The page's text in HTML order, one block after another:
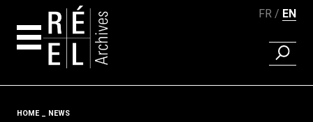
FR EN
FIND A
Fil d'ariane
HOME NEWS